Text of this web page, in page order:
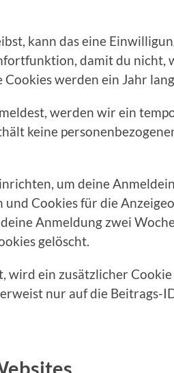
kann das eine
damit du
werden ein Jahr
werden wir ein
keine
um deine
Cookies für die
Anmeldung zwei
gelöscht.
ein zusätzlicher
nur auf die Beitrags-